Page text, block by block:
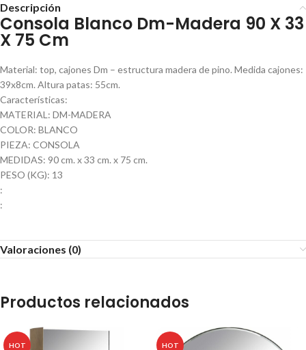
Descripción
Consola Blanco Dm-Madera 90 X 33
X 75 Cm
Material: top, cajones Dm – estructura madera de pino. Medida cajones:
39x8cm. Altura patas: 55cm.
Características:
MATERIAL: DM-MADERA
COLOR: BLANCO
PIEZA: CONSOLA
MEDIDAS: 90 cm. x 33 cm. x 75 cm.
PESO (KG): 13
:
:
Valoraciones (0)
Productos relacionados
HOT HOT